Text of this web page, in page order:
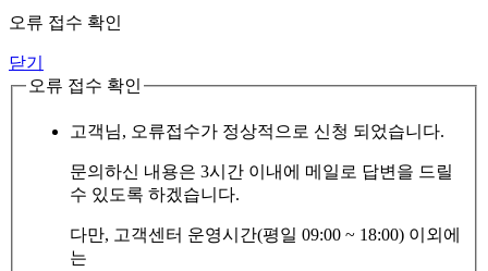
오류 접수 확인
닫기
오류 접수 확인
고객님, 오류접수가 정상적으로 신청 되었습니다.
문의하신 내용은 3시간 이내에 메일로 답변을 드릴
수 있도록 하겠습니다.
다만, 고객센터 운영시간(평일 09:00 ~ 18:00) 이외에
는